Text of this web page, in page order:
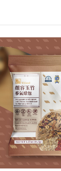
【海